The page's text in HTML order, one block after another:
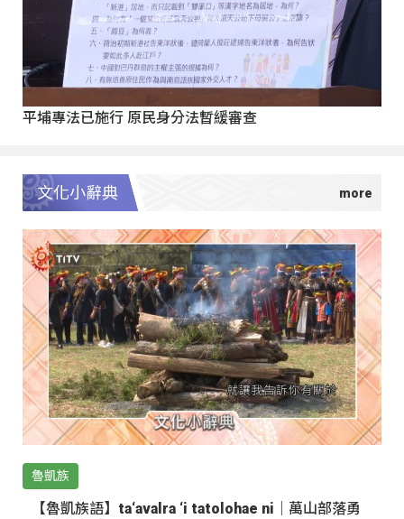
平埔專法已施行 原民身分法暫緩審查
文化小辭典
魯凱族
【魯凱族語】ta‘avalra ‘i tatolohae ni｜萬山部落勇